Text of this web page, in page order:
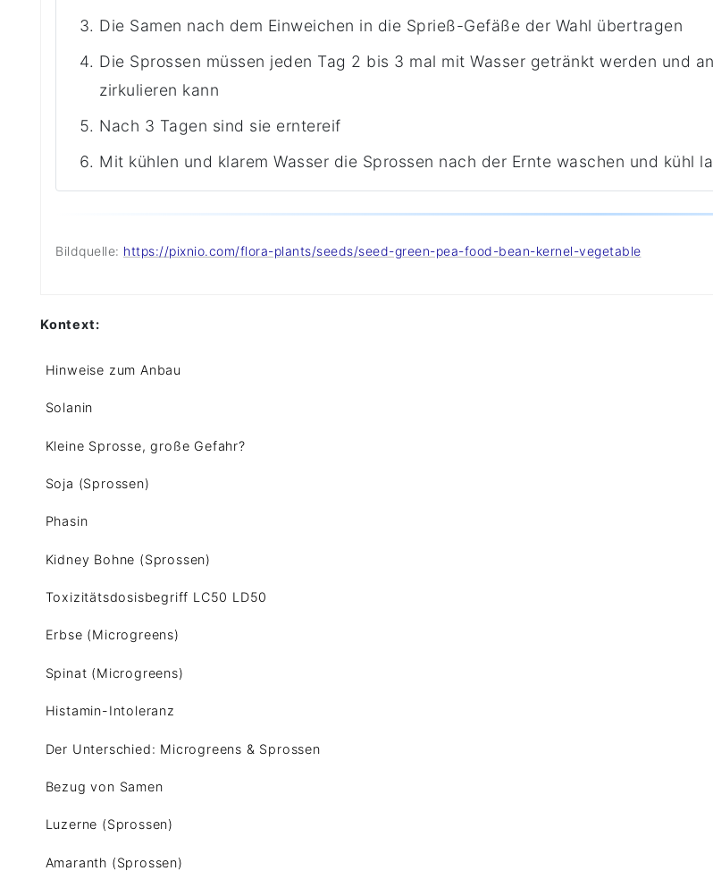
Die Samen nach dem Einweichen in die Sprieß-Gefäße der Wahl übertragen
Die Sprossen müssen jeden Tag 2 bis 3 mal mit Wasser getränkt werden und
zirkulieren kann
Nach 3 Tagen sind sie erntereif
Mit kühlen und klarem Wasser die Sprossen nach der Ernte waschen und kühl
Bildquelle: https://pixnio.com/flora-plants/seeds/seed-green-pea-food-bean-kernel-vegetable
Kontext:
Hinweise zum Anbau
Solanin
Kleine Sprosse, große Gefahr?
Soja (Sprossen)
Phasin
Kidney Bohne (Sprossen)
Toxizitätsdosisbegriff LC50 LD50
Erbse (Microgreens)
Spinat (Microgreens)
Histamin-Intoleranz
Der Unterschied: Microgreens & Sprossen
Bezug von Samen
Luzerne (Sprossen)
Amaranth (Sprossen)